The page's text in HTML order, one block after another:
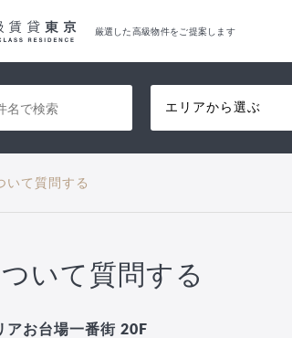
厳選した高級物件をご提案します
エリアから選ぶ
いて質問する
いて質問する
アお台場一番街 20F